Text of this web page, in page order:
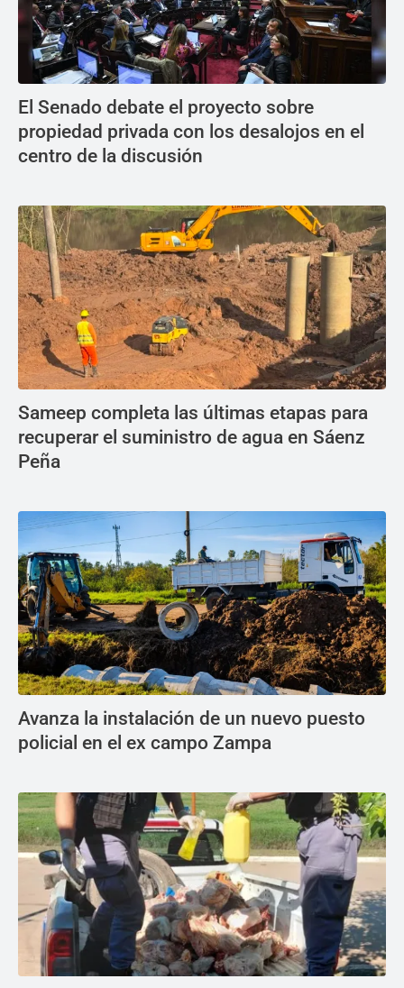
El Senado debate el proyecto sobre
propiedad privada con los desalojos en el
centro de la discusión
Sameep completa las últimas etapas para
recuperar el suministro de agua en Sáenz
Peña
Avanza la instalación de un nuevo puesto
policial en el ex campo Zampa